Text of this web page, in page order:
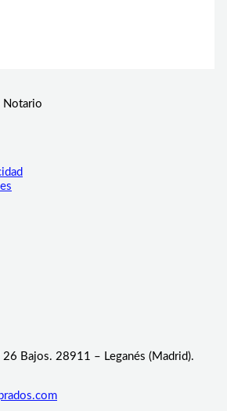
26 Bajos. 28911 – Leganés (Madrid).